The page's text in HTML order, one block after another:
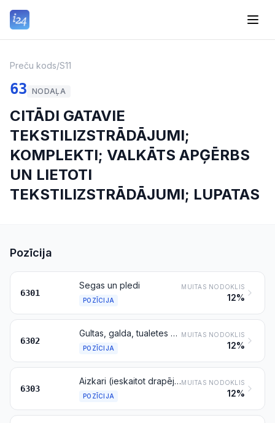
Preču kods/S11
63 NODAĻA
CITĀDI GATAVIE
TEKSTILIZSTRĀDĀJUMI;
KOMPLEKTI; VALKĀTS APĢĒRBS
UN LIETOTI
TEKSTILIZSTRĀDĀJUMI; LUPATAS
Pozīcija
6301
Segas un pledi
POZĪCIJA
MUITAS NODOKLIS
12%
6302
Gultas, galda, tualetes un virtuves veļa
POZĪCIJA
MUITAS NODOKLIS
12%
6303
Aizkari (ieskaitot drapējumus) un ritināmās žalūzijas; lambrekeni vai baldahīni gultām
POZĪCIJA
MUITAS NODOKLIS
12%